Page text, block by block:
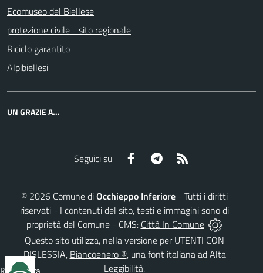
Ecomuseo del Biellese
protezione civile - sito regionale
Riciclo garantito
Alpibiellesi
UN GRAZIE A...
Seguici su Facebook Telegram
© 2026 Comune diOcchieppo Inferiore - Tutti i diritti
riservati - I contenuti del sito, testi e immagini sono di
proprietà del Comune - CMS: Città In Comune
Questo sito utilizza, nella versione per UTENTI CON
DISLESSIA, Biancoenero ®, una font italiana ad Alta
Leggibilità.